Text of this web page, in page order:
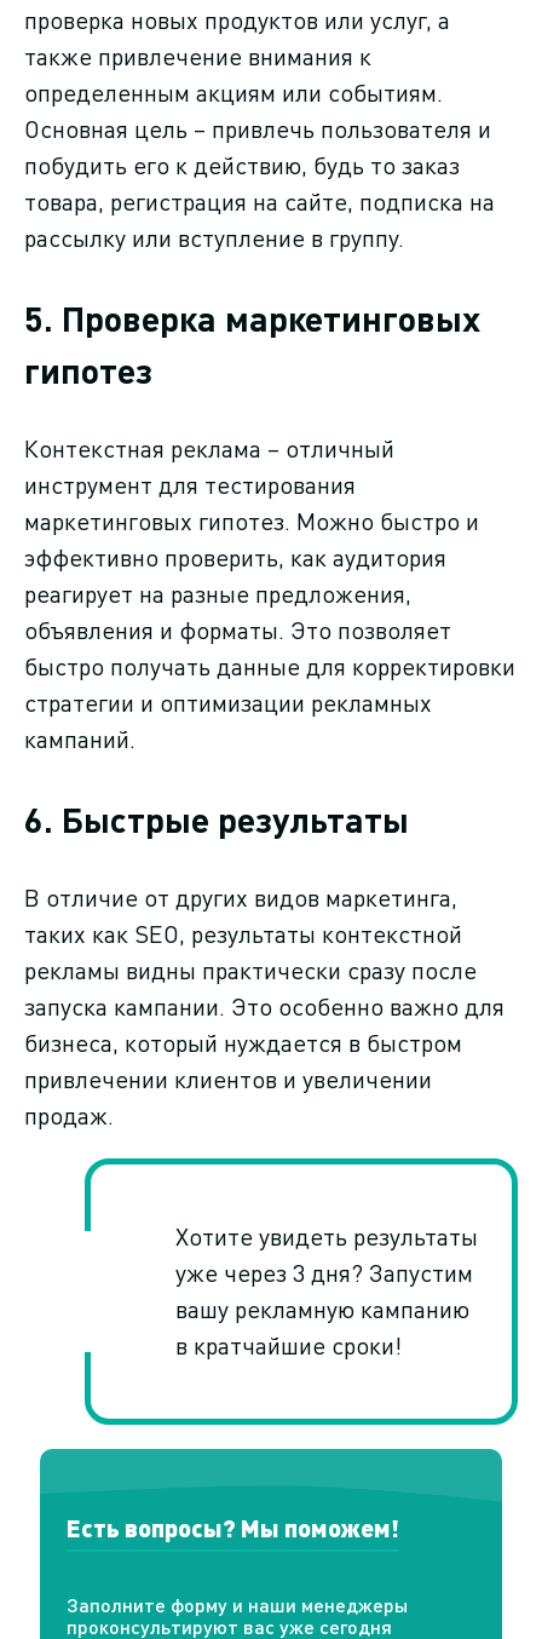
проверка новых продуктов или услуг, а
также привлечение внимания к
определенным акциям или событиям.
Основная цель – привлечь пользователя и
побудить его к действию, будь то заказ
товара, регистрация на сайте, подписка на
рассылку или вступление в группу.
5. Проверка маркетинговых
гипотез
Контекстная реклама – отличный
инструмент для тестирования
маркетинговых гипотез. Можно быстро и
эффективно проверить, как аудитория
реагирует на разные предложения,
объявления и форматы. Это позволяет
быстро получать данные для корректировки
стратегии и оптимизации рекламных
кампаний.
6. Быстрые результаты
В отличие от других видов маркетинга,
таких как SEO, результаты контекстной
рекламы видны практически сразу после
запуска кампании. Это особенно важно для
бизнеса, который нуждается в быстром
привлечении клиентов и увеличении
продаж.
Хотите увидеть результаты
уже через 3 дня? Запустим
вашу рекламную кампанию
в кратчайшие сроки!
Есть вопросы? Мы поможем!
Заполните форму и наши менеджеры
проконсультируют вас уже сегодня